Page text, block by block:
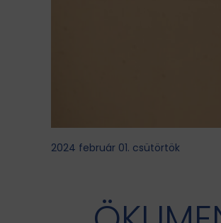
2024 február 01. csütörtök